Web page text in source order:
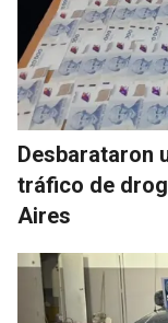
Desbarataron
tráfico de
Aires